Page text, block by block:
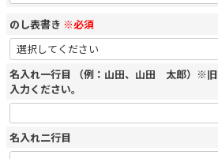
のし表書き ※必須
名入れ一行目 （例：山田、山田 太郎）※
入力ください。
名入れ二行目